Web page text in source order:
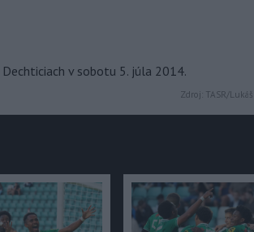
v sobotu 5. júla 2014.
Zdroj: TASR/